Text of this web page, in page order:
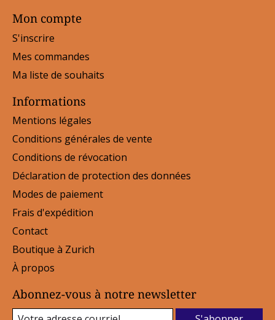
Mon compte
S'inscrire
Mes commandes
Ma liste de souhaits
Informations
Mentions légales
Conditions générales de vente
Conditions de révocation
Déclaration de protection des données
Modes de paiement
Frais d'expédition
Contact
Boutique à Zurich
À propos
Abonnez-vous à notre newsletter